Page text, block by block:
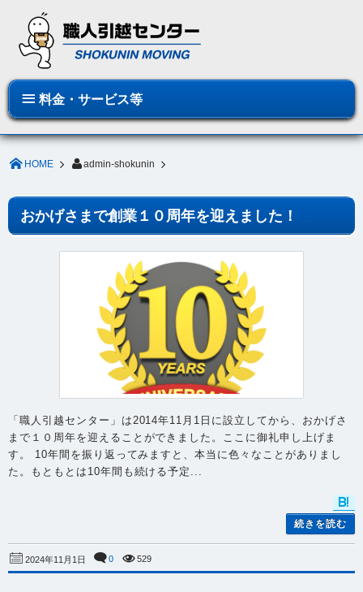
料金・サービス等
HOME admin-shokunin
おかげさまで創業１０周年を迎えました！
「職人引越センター」は2014年11月1日に設立してから、おかげさ
まで１０周年を迎えることができました。ここに御礼申し上げま
す。 10年間を振り返ってみますと、本当に色々なことがありまし
た。もともとは10年間も続ける予定...
続きを読む
2024年11月1日 0 529